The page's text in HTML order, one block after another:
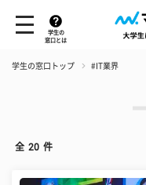
学生の
窓口とは
学生の窓口トップ #IT業界
全 20 件